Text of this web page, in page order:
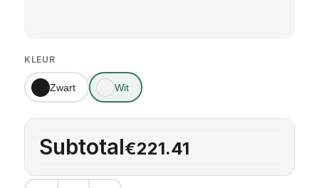
KLEUR
Zwart Wit
Subtotal€221.41